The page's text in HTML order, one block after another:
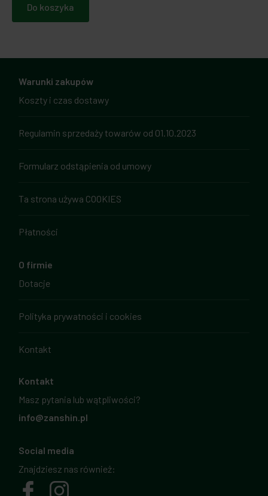
Do koszyka
Warunki zakupów
Koszty i czas dostawy
Regulamin sprzedaży towarów od 01.10.2023
Formularz odstąpienia od umowy
Ta strona używa COOKIES
Płatności
O firmie
Dotacje
Polityka prywatności i cookies
Kontakt
Kontakt
Masz pytania lub wątpliwości?
info@zanshin.pl
Social media
Znajdziesz nas również: